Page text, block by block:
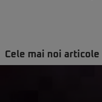
Cele mai noi articole